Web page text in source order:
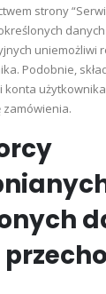
strony
uniemożliwi
Podobnie,
konta
zamówienia.